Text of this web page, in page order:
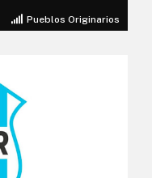
Pueblos Originarios